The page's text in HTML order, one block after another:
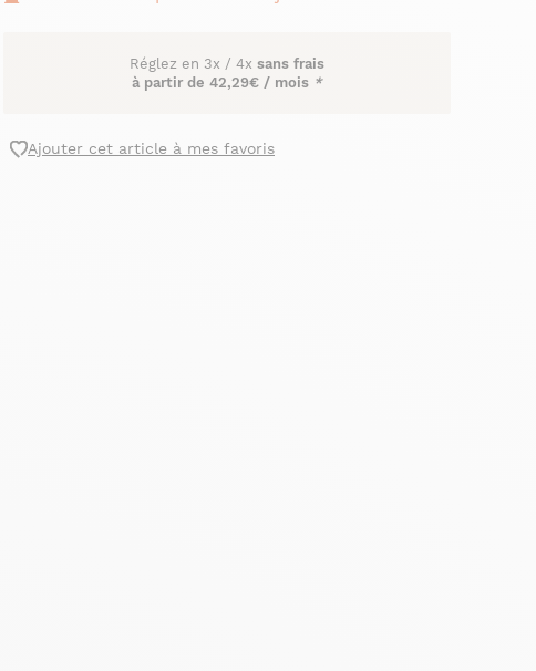
Réglez en 3x / 4x sans frais
à partir de 42,29€ / mois *
Ajouter cet article à mes favoris